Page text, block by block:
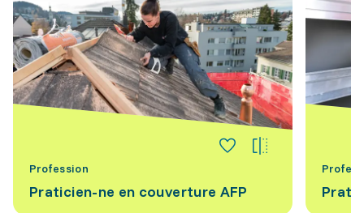
Profession
Praticien-ne en couverture AFP